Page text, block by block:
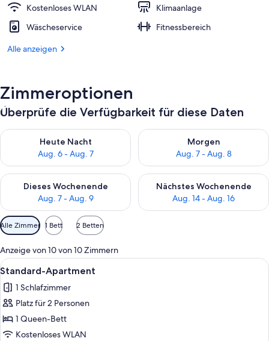
Kostenloses WLAN
Klimaanlage
Wäscheservice
Fitnessbereich
Alle anzeigen
Zimmeroptionen
Überprüfe die Verfügbarkeit für diese Daten
Heute Nacht
Aug. 6 - Aug. 7
Überprüfe die Verfügbarkeit für heute Nacht, Aug. 6 - Aug. 7.
Morgen
Aug. 7 - Aug. 8
Überprüfe die Verfügbarkeit
Dieses Wochenende
Aug. 7 - Aug. 9
Überprüfe die Verfügbarkeit für dieses Wochenende, Aug. 7
Nächstes Wochenende
Aug. 14 - Aug. 16
Überprüfe die Verfügbarkeit
Verfügbare
Filter
für
Zimmer
Alle Zimmer 1 Bett 2 Betten
Anzeige von 10 von 10 Zimmern
Alle
Fotos
für
Standard-
Apartment
anzeigen
Ein Hotelzimmer mit einem großen
17
Standard-Apartment
1 Schlafzimmer
Platz für 2 Personen
1 Queen-Bett
Kostenloses WLAN